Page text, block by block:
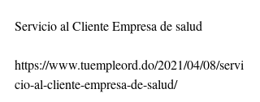
Servicio al Cliente Empresa de salud
https://www.tuempleord.do/2021/04/08/servi
cio-al-cliente-empresa-de-salud/